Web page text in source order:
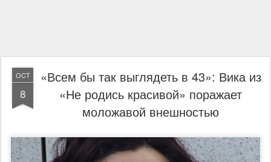
OCT
8
«Всем бы так выглядеть в 43»: Вика из
«Не родись красивой» поражает
моложавой внешностью